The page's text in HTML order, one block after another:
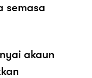
semasa
akaun